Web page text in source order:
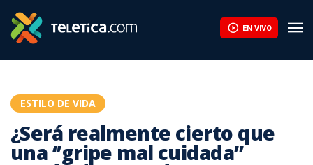
EN VIVO
ESTILO DE VIDA
¿Será realmente cierto que
una ‘’gripe mal cuidada’’